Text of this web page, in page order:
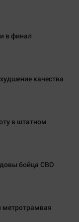
в финал
качества
в штатном
бойца СВО
метротрамвая